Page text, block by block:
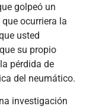
golpeó un
ocurriera la
usted
su propio
pérdida de
del neumático.
investigación